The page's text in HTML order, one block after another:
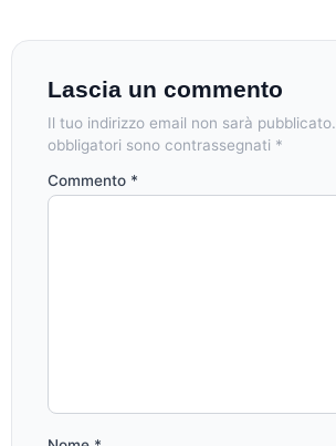
Lascia un commento
Il tuo indirizzo email non sarà pubblicato.
obbligatori sono contrassegnati *
Commento *